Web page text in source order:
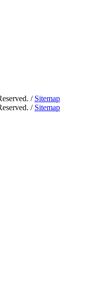
/ Sitemap
/ Sitemap